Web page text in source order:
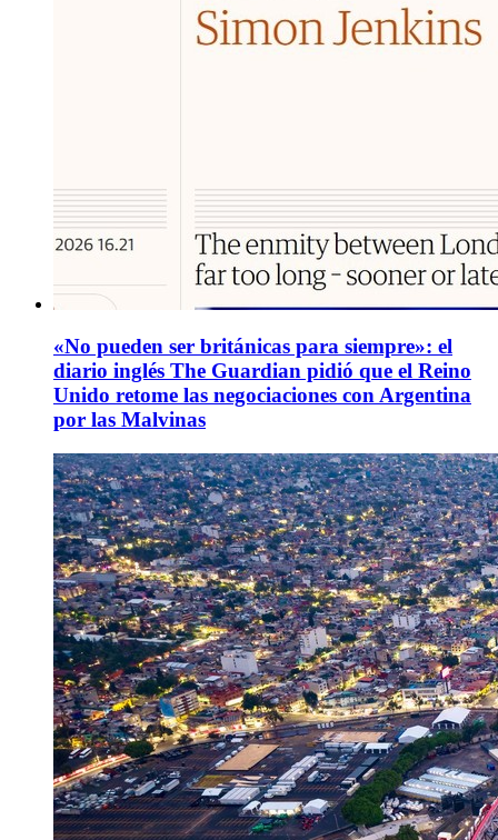
«No pueden ser británicas para siempre»: el
diario inglés The Guardian pidió que el Reino
Unido retome las negociaciones con Argentina
por las Malvinas